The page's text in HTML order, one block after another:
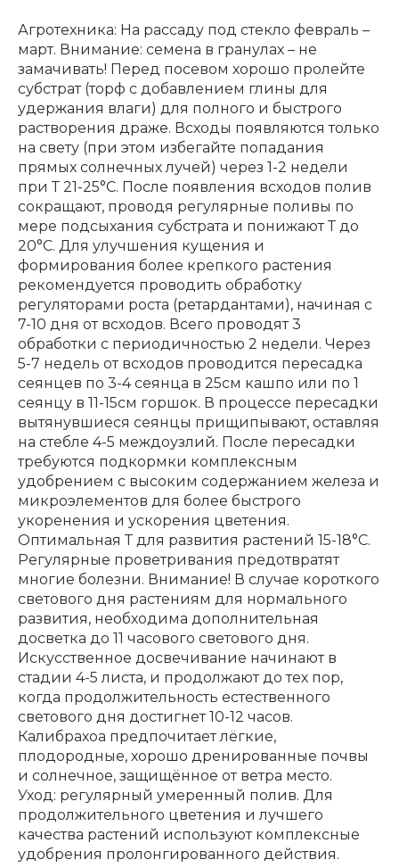
Агротехника: На рассаду под стекло февраль –
март. Внимание: семена в гранулах – не
замачивать! Перед посевом хорошо пролейте
субстрат (торф с добавлением глины для
удержания влаги) для полного и быстрого
растворения драже. Всходы появляются только
на свету (при этом избегайте попадания
прямых солнечных лучей) через 1-2 недели
при Т 21-25°С. После появления всходов полив
сокращают, проводя регулярные поливы по
мере подсыхания субстрата и понижают Т до
20°С. Для улучшения кущения и
формирования более крепкого растения
рекомендуется проводить обработку
регуляторами роста (ретардантами), начиная с
7-10 дня от всходов. Всего проводят 3
обработки с периодичностью 2 недели. Через
5-7 недель от всходов проводится пересадка
сеянцев по 3-4 сеянца в 25см кашпо или по 1
сеянцу в 11-15см горшок. В процессе пересадки
вытянувшиеся сеянцы прищипывают, оставляя
на стебле 4-5 междоузлий. После пересадки
требуются подкормки комплексным
удобрением с высоким содержанием железа и
микроэлементов для более быстрого
укоренения и ускорения цветения.
Оптимальная Т для развития растений 15-18°С.
Регулярные проветривания предотвратят
многие болезни. Внимание! В случае короткого
светового дня растениям для нормального
развития, необходима дополнительная
досветка до 11 часового светового дня.
Искусственное досвечивание начинают в
стадии 4-5 листа, и продолжают до тех пор,
когда продолжительность естественного
светового дня достигнет 10-12 часов.
Калибрахоа предпочитает лёгкие,
плодородные, хорошо дренированные почвы
и солнечное, защищённое от ветра место.
Уход: регулярный умеренный полив. Для
продолжительного цветения и лучшего
качества растений используют комплексные
удобрения пролонгированного действия.